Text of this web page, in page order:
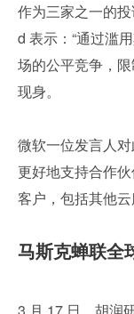
作为三家之一的
d 表示：“通过滥
场的公平竞争，
现身。
微软一位发言人
更好地支持合作
客户，包括其他
马斯克蝉联全